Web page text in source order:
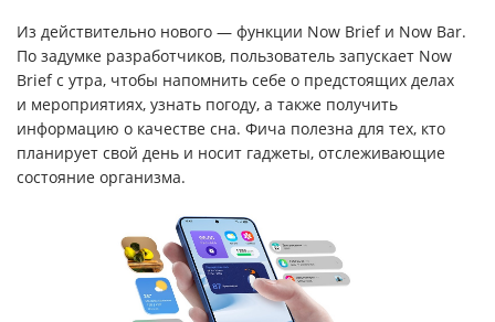
Из действительно нового — функции Now Brief и Now Bar.
По задумке разработчиков, пользователь запускает Now
Brief с утра, чтобы напомнить себе о предстоящих делах
и мероприятиях, узнать погоду, а также получить
информацию о качестве сна. Фича полезна для тех, кто
планирует свой день и носит гаджеты, отслеживающие
состояние организма.